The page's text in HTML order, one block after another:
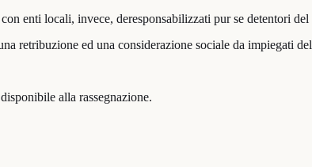
enti locali, invece, deresponsabilizzati pur se detentori del
retribuzione ed una considerazione sociale da impiegati del
alla rassegnazione.